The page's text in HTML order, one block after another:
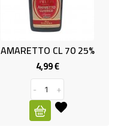
AMARETTO CL 70 25%
4,99 €Prezzo
-
+